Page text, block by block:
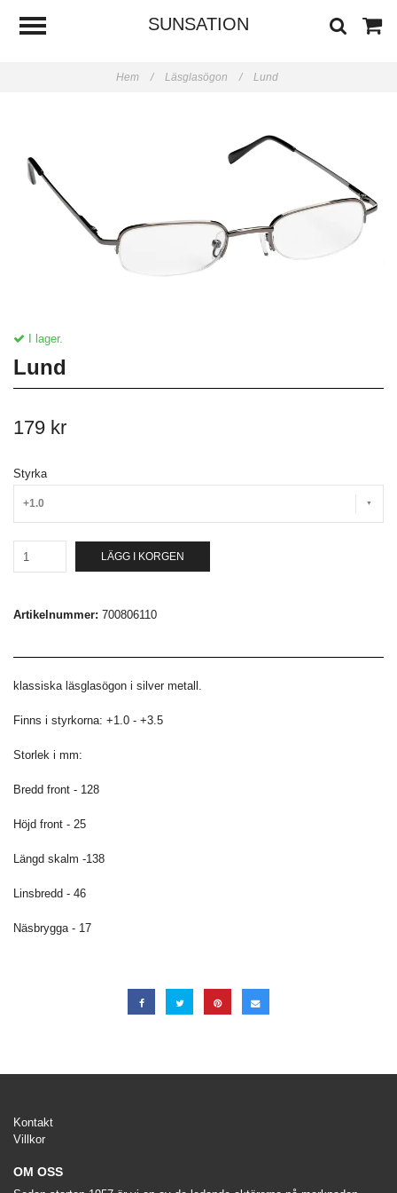
SUNSATION
Hem / Läsglasögon / Lund
I lager.
Lund
179 kr
Styrka
+1.0
LÄGG I KORGEN
Artikelnummer: 700806110
klassiska läsglasögon i silver metall.
Finns i styrkorna: +1.0 - +3.5
Storlek i mm:
Bredd front - 128
Höjd front - 25
Längd skalm -138
Linsbredd - 46
Näsbrygga - 17
Kontakt
Villkor
OM OSS